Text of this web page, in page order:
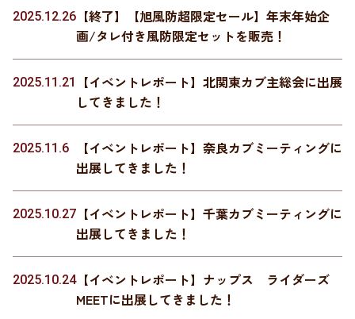
2025.12.26 【終了】【旭風防超限定セール】年末年始企
画/タレ付き風防限定セットを販売！
2025.11.21
【イベントレポート】北関東カブ主総会に出展
してきました！
2025.11.6
【イベントレポート】奈良カブミーティングに
出展してきました！
2025.10.27 【イベントレポート】千葉カブミーティングに
出展してきました！
2025.10.24【イベントレポート】ナップス ライダーズ
MEETに出展してきました！